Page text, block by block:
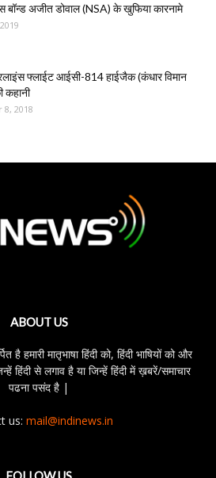
बॉन्ड अजीत डोवाल (NSA) के खुफिया कारनामे
फ्लाईट आईसी-814 हाईजैक (कंधार विमान
कहानी
2018
ABOUT US
हमारी मातृभाषा हिंदी को, हिंदी भाषियों को और
हिंदी से लगाव है या जिन्हें हिंदी में ख़बरें/समाचार
पढना पसंद है |
us: mail@indinews.in